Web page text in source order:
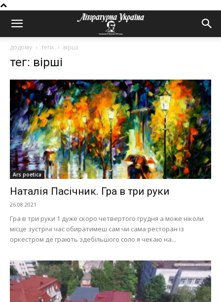
додому теги вірші
тег: вірші
Ars poetica
Наталія Пасічник. Гра в три руки
26.08.2021
Гра в три руки 1 дуже скоро четвертого грудня а може ніколи
місце зустрічі час обиратимеш сам чи сама ресторан із
оркестром де грають здебільшого соло я чекаю на...